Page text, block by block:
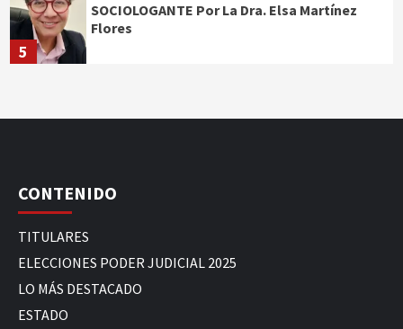
5
SOCIOLOGANTE Por La Dra. Elsa Martínez
Flores
CONTENIDO
TITULARES
ELECCIONES PODER JUDICIAL 2025
LO MÁS DESTACADO
ESTADO